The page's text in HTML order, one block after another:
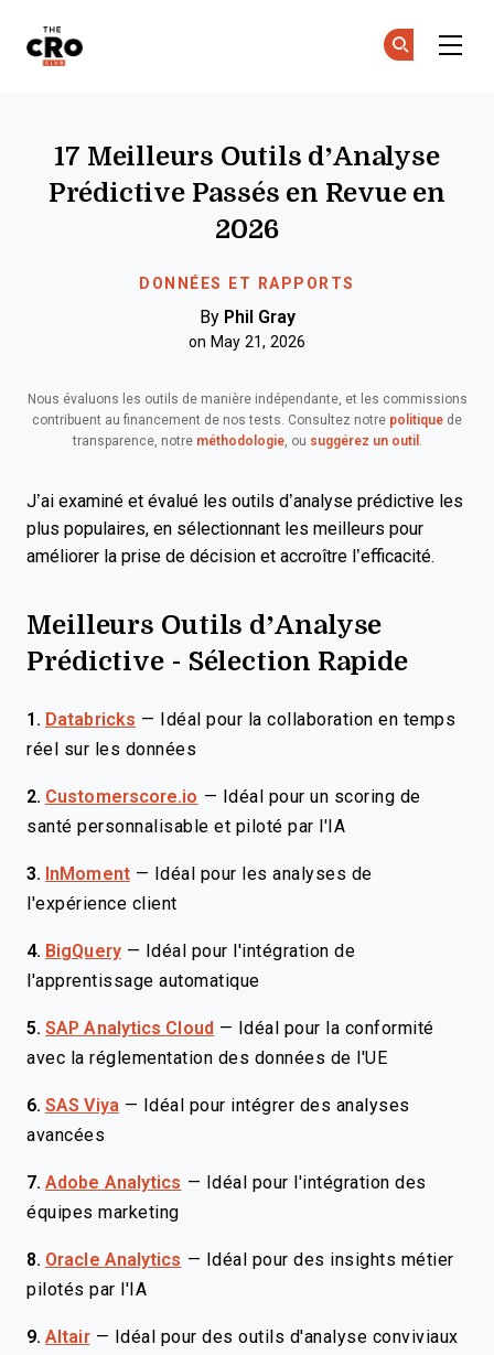
DONNÉES ET RAPPORTS
17 Meilleurs Outils d’Analyse
Prédictive Passés en Revue en
2026
By Phil Gray
on May 21, 2026
Nous évaluons les outils de manière indépendante, et les commissions
contribuent au financement de nos tests. Consultez notre politique de
transparence, notre méthodologie, ou suggérez un outil .
J’ai examiné et évalué les outils d’analyse prédictive les
plus populaires, en sélectionnant les meilleurs pour
améliorer la prise de décision et accroître l’efficacité.
Meilleurs Outils d’Analyse
Prédictive - Sélection Rapide
1. Databricks —
Idéal pour la collaboration en temps
réel sur les données
2. Customerscore.io —
Idéal pour un scoring de
santé personnalisable et piloté par l'IA
3. InMoment —
Idéal pour les analyses de
l'expérience client
4. BigQuery —
Idéal pour l'intégration de
l'apprentissage automatique
5. SAP Analytics Cloud —
Idéal pour la conformité
avec la réglementation des données de l'UE
6. SAS Viya —
Idéal pour intégrer des analyses
avancées
7. Adobe Analytics —
Idéal pour l'intégration des
équipes marketing
8. Oracle Analytics —
Idéal pour des insights métier
pilotés par l'IA
9. Altair — Idéal pour des outils d'analyse conviviaux